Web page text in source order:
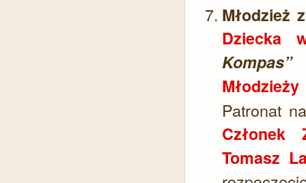
Młodzież
Dziecka
Kompas”i
Patronat
Członek
Tomasz